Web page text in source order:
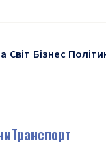
Світ Бізнес
Транспорт